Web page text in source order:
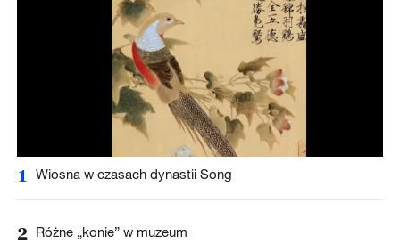
1 Wiosna w czasach dynastii Song
2 Różne „konie” w muzeum